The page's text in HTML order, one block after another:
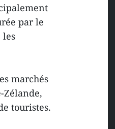
par le
les
marchés
Zélande,
touristes.